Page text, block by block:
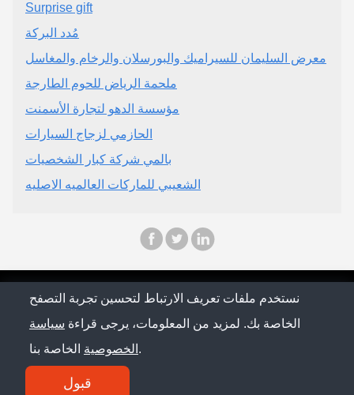
Surprise gift
مُدد البركة
معرض السليمان للسيراميك والبورسلان والرخام والمغاسل
ملحمة الرياض للحوم الطارجة
مؤسسة الدهو لتجارة الأسمنت
الحازمي لزجاج السيارات
بالمي شركة كبار الشخصيات
الشعيبي للماركات العالميه الاصليه
© Saudi Arabia Conference 2026
سياسة الخصوصية
نستخدم ملفات تعريف الارتباط لتحسين تجربة التصفح
الخاصة بك. لمزيد من المعلومات، يرجى قراءة سياسة
الخصوصية الخاصة بنا.
قبول